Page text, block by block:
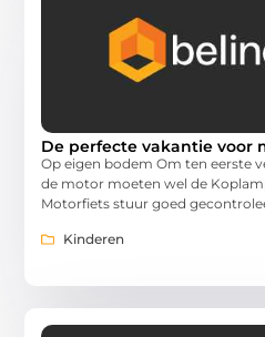
De perfecte vakantie voor
Op eigen bodem Om ten eerste
de motor moeten wel de
Motorfiets stuur goed
Kinderen